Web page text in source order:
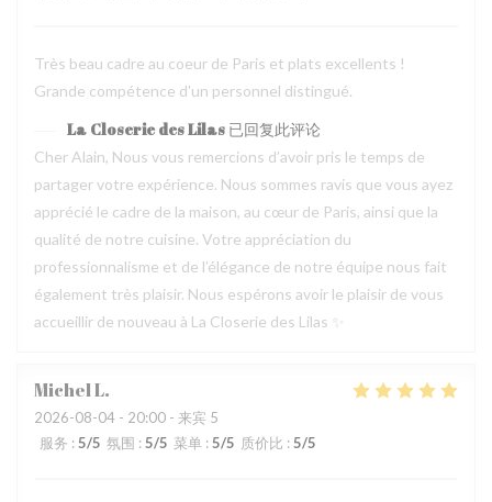
Très beau cadre au coeur de Paris et plats excellents !
Grande compétence d'un personnel distingué.
La Closerie des Lilas 已回复此评论
Cher Alain, Nous vous remercions d’avoir pris le temps de
partager votre expérience. Nous sommes ravis que vous ayez
apprécié le cadre de la maison, au cœur de Paris, ainsi que la
qualité de notre cuisine. Votre appréciation du
professionnalisme et de l’élégance de notre équipe nous fait
également très plaisir. Nous espérons avoir le plaisir de vous
accueillir de nouveau à La Closerie des Lilas ✨
MichelL
2026-08-04 - 20:00 - 来宾 5
服务 : 5/5 氛围 : 5/5 菜单 : 5/5 质价比 : 5/5